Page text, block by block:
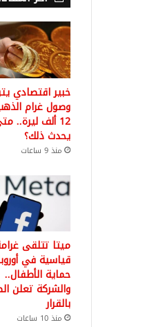
خبير اقتصادي
وصول غرام
12 ألف ليرة..
يحدث ذلك؟
منذ 9 ساعات
ميتا تتلقى
قياسية في
حماية الأطفال..
والشركة تعلن
بالقرار
منذ 10 ساعات